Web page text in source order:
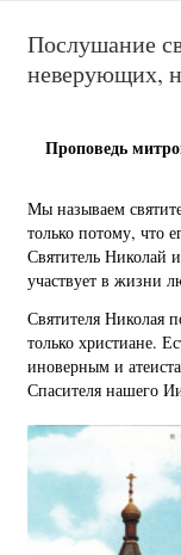
Послушание
неверующих,
Проповедь
Мы называем
только потому, что
Святитель Николай
участвует в жизни
Святителя Николая
только христиане.
иноверным и
Спасителя нашего